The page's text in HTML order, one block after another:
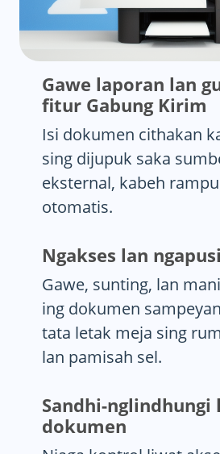
Gawe laporan lan
fitur Gabung Kirim
Isi dokumen cithakan
sing dijupuk saka
eksternal, kabeh
otomatis.
Ngakses lan
Gawe, sunting, lan
ing dokumen
tata letak meja sing
lan pamisah sel.
Sandhi-nglindhungi
dokumen